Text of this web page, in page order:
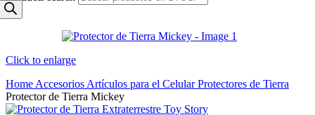
Click to enlarge
Home Accesorios Artículos para el CelularProtectores de Tierra
Protector de Tierra Mickey